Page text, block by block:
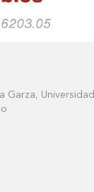
Garza, Universidad